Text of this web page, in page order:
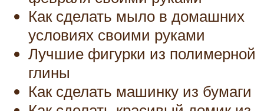
Как сделать мыло в домашних
условиях своими руками
Лучшие фигурки из полимерной
глины
Как сделать машинку из бумаги